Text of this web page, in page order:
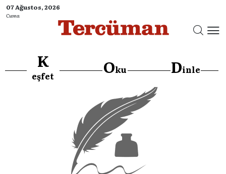
07 Ağustos, 2026
Cuma
K
eşfet Oku Dinle